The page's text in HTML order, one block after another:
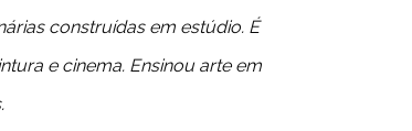
construídas em estúdio. É
e cinema. Ensinou arte em